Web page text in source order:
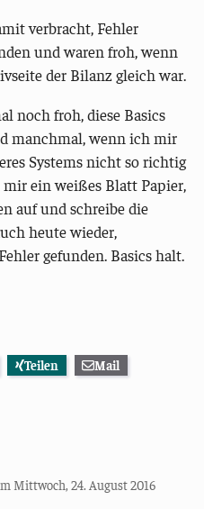
verbracht, Fehler
und waren froh, wenn
der Bilanz gleich war.
noch froh, diese Basics
manchmal, wenn ich mir
Systems nicht so richtig
ein weißes Blatt Papier,
auf und schreibe die
heute wieder,
gefunden. Basics halt.
Teilen
Mail
Mittwoch, 24. August 2016